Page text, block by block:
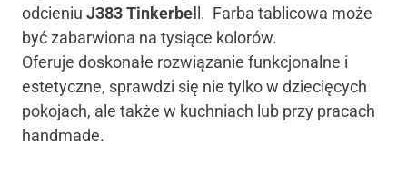
odcieniu J383 Tinkerbel l. Farba tablicowa może
być zabarwiona na tysiące kolorów.
Oferuje doskonałe rozwiązanie funkcjonalne i
estetyczne, sprawdzi się nie tylko w dziecięcych
pokojach, ale także w kuchniach lub przy pracach
handmade.